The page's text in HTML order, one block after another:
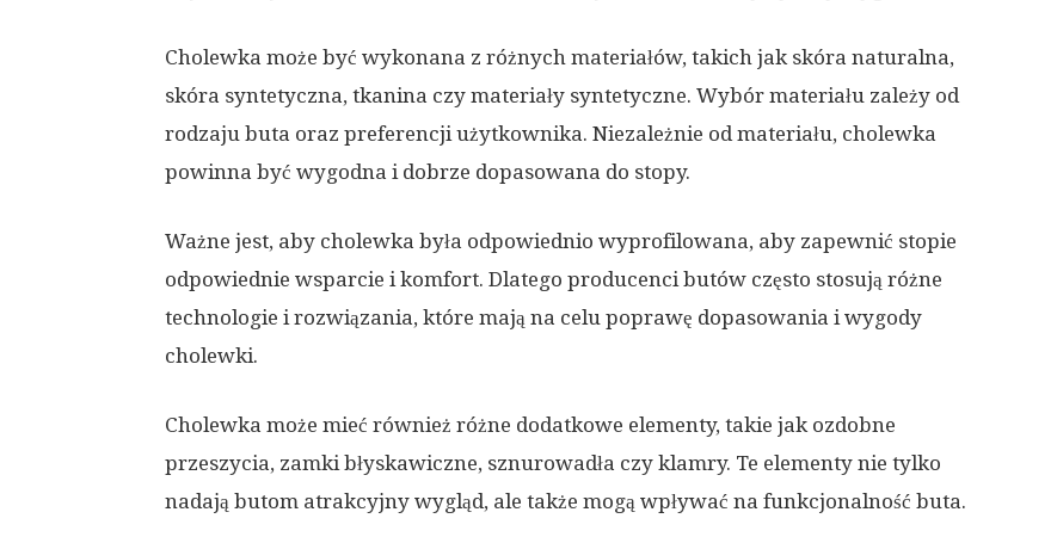
Cholewka może być wykonana z różnych materiałów, takich jak skóra naturalna,
skóra syntetyczna, tkanina czy materiały syntetyczne. Wybór materiału zależy od
rodzaju buta oraz preferencji użytkownika. Niezależnie od materiału, cholewka
powinna być wygodna i dobrze dopasowana do stopy.
Ważne jest, aby cholewka była odpowiednio wyprofilowana, aby zapewnić stopie
odpowiednie wsparcie i komfort. Dlatego producenci butów często stosują różne
technologie i rozwiązania, które mają na celu poprawę dopasowania i wygody
cholewki.
Cholewka może mieć również różne dodatkowe elementy, takie jak ozdobne
przeszycia, zamki błyskawiczne, sznurowadła czy klamry. Te elementy nie tylko
nadają butom atrakcyjny wygląd, ale także mogą wpływać na funkcjonalność buta.